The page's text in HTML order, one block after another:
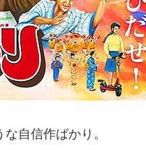
自信作ばかり。